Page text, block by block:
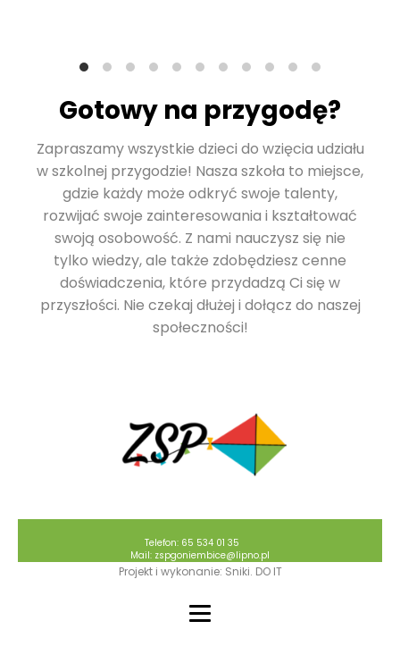
Gotowy na przygodę?
Zapraszamy wszystkie dzieci do wzięcia udziału
w szkolnej przygodzie! Nasza szkoła to miejsce,
gdzie każdy może odkryć swoje talenty,
rozwijać swoje zainteresowania i kształtować
swoją osobowość. Z nami nauczysz się nie
tylko wiedzy, ale także zdobędziesz cenne
doświadczenia, które przydadzą Ci się w
przyszłości. Nie czekaj dłużej i dołącz do naszej
społeczności!
Telefon: 65 534 01 35
Mail: zspgoniembice@lipno.pl
Projekt i wykonanie: Sniki. DO IT